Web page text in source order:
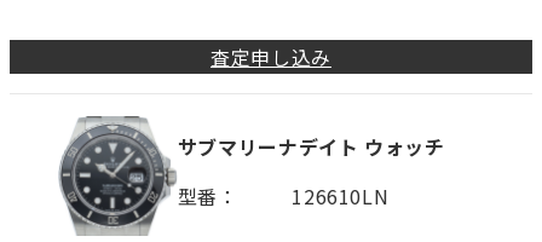
査定申し込み
サブマリーナデイト ウォッチ
型番
126610LN